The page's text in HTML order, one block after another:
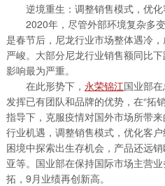
逆境重生：调整销售模式，优
2020年，尽管外部环境复杂多
是春节后，尼龙行业市场整体遇冷
严峻。大部分尼龙行业销售额同比
影响最为严重。
在此形势下， 永荣锦江国业部
发挥已有团队和品牌的优势，在“拓
指导下，克服疫情对国外市场所带
行业机遇，调整销售模式，优化客
困境中探索出生存机会，产品还远
亚等。国业部在保持国际市场主营
拓，9月业绩再创新高。